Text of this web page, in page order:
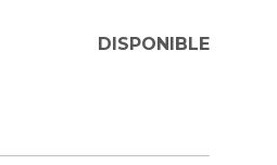
DISPONIBLE